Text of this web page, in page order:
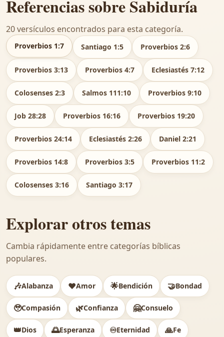
Referencias sobre Sabiduría
20 versículos encontrados para esta categoría.
Proverbios 1:7 Santiago 1:5 Proverbios 2:6
Proverbios 3:13 Proverbios 4:7 Eclesiastés 7:12
Colosenses 2:3 Salmos 111:10 Proverbios 9:10
Job 28:28 Proverbios 16:16 Proverbios 19:20
Proverbios 24:14 Eclesiastés 2:26 Daniel 2:21
Proverbios 14:8 Proverbios 3:5 Proverbios 11:2
Colosenses 3:16 Santiago 3:17
Explorar otros temas
Cambia rápidamente entre categorías bíblicas
populares.
🎶Alabanza ❤️Amor 🌟Bendición 🤝Bondad
🥹Compasión 🌿Confianza 🤗Consuelo
👑Dios 🌅Esperanza ♾️Eternidad 🙏Fe